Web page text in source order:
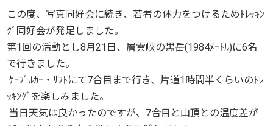
この度、写真同好会に続き、若者の体力をつけるためﾄﾚｯｷﾝ
ｸﾞ同好会が発足しました。
第1回の活動とし8月21日、層雲峡の黒岳(1984ﾒｰﾄﾙ)に6名
で行きました。
ｹｰﾌﾞﾙｶｰ・ﾘﾌﾄにて7合目まで行き、片道1時間半くらいのﾄﾚ
ｯｷﾝｸﾞを楽しみました。
当日天気は良かったのですが、7合目と山頂との温度差が